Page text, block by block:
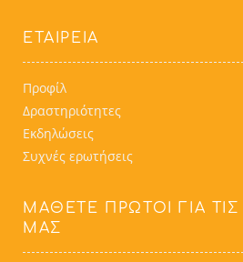
ΕΤΑΙΡΕΙΑ
Προφίλ
Δραστηριότητες
Εκδηλώσεις
Συχνές ερωτήσεις
ΜΆΘΕΤΕ ΠΡΏΤΟΙ ΓΙΑ
ΜΑΣ